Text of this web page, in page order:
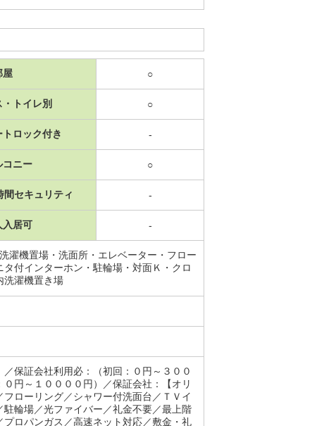
屋 ○
・トイレ別 ○
トロック付き -
コニー ○
間セキュリティ -
入居可 -
濯機置場・洗面所・エレベーター・フロー
付インターホン・駐輪場・対面Ｋ・クロ
洗濯機置き場
保証会社利用必：（初回：０円～３００
円～１００００円）／保証会社：【オリ
ローリング／シャワー付洗面台／ＴＶイ
輪場／光ファイバー／礼金不要／最上階
ロパンガス／高速ネット対応／敷金・礼